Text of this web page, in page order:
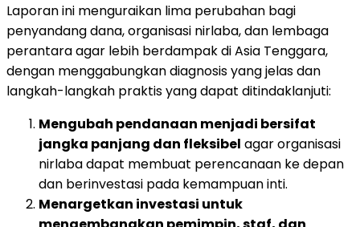
Laporan ini menguraikan lima perubahan bagi
penyandang dana, organisasi nirlaba, dan lembaga
perantara agar lebih berdampak di Asia Tenggara,
dengan menggabungkan diagnosis yang jelas dan
langkah-langkah praktis yang dapat ditindaklanjuti:
Mengubah pendanaan menjadi bersifat
jangka panjang dan fleksibel agar organisasi
nirlaba dapat membuat perencanaan ke depan
dan berinvestasi pada kemampuan inti.
Menargetkan investasi untuk